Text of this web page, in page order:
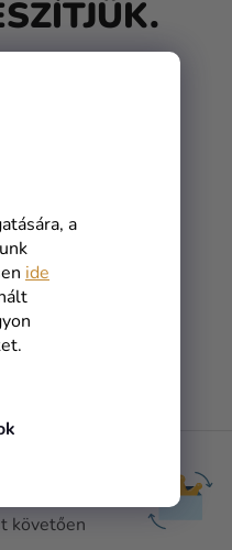
a
ide
követően